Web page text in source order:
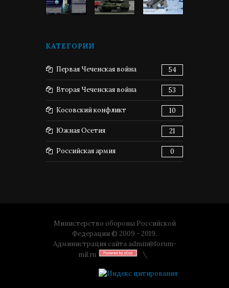
КАТЕГОРИИ
Первая Чеченская война 54
Вторая Чеченская война 53
Косовский конфликт 10
Южная Осетия 21
Российская армия 0
Министерство обороны Российской
Федерации © 2009 - 2019.
Администрация сайта admin@forum-
mil.ru